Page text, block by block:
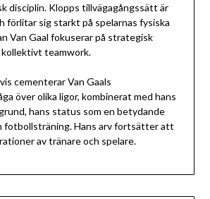
disciplin. Klopps tillvägagångssätt är
förlitar sig starkt på spelarnas fysiska
Van Gaal fokuserar på strategisk
teamwork.
cementerar Van Gaals
över olika ligor, kombinerat med hans
hans status som en betydande
fotbollsträning. Hans arv fortsätter att
av tränare och spelare.